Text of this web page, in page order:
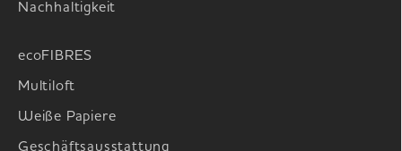
Nachhaltigkeit
ecoFIBRES
Multiloft
Weiße Papiere
Geschäftsausstattung